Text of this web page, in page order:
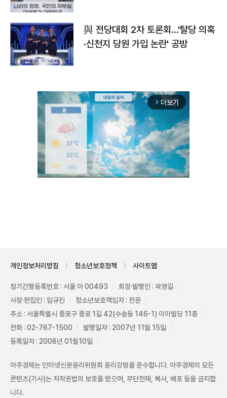
與 전당대회 2차 토론회…'탈당 의혹
·신천지 당원 가입 논란' 공방
arrow_forward_ios 더보기
개인정보처리방침 청소년보호정책 사이트맵
정기간행등록번호 : 서울 아 00493
회장·발행인 : 곽영길
사장·편집인 : 임규진
청소년보호책임자 : 전운
주소 : 서울특별시 종로구 종로 1길 42(수송동 146-1) 이마빌딩 11층
전화 : 02-767-1500
발행일자 : 2007년 11월 15일
등록일자 : 2008년 01월10일
아주경제는 인터넷신문윤리위원회 윤리강령을 준수합니다. 아주경제의 모든
콘텐츠(기사)는 저작권법의 보호를 받으며, 무단전재, 복사, 배포 등을 금지합
니다.